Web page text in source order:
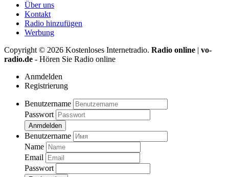
Über uns
Kontakt
Radio hinzufügen
Werbung
Copyright © 2026 Kostenloses Internetradio. Radio online | vo-
radio.de - Hören Sie Radio online
Anmdelden
Registrierung
Benutzername
Passwort
Anmdelden
Benutzername
Name
Email
Passwort